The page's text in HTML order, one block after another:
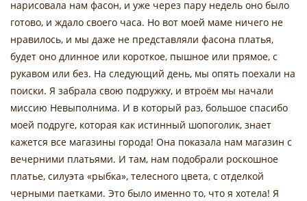
нарисовала нам фасон, и уже через пару недель оно было
готово, и ждало своего часа. Но вот моей маме ничего не
нравилось, и мы даже не представляли фасона платья,
будет оно длинное или короткое, пышное или прямое, с
рукавом или без. На следующий день, мы опять поехали на
поиски. Я забрала свою подружку, и втроём мы начали
миссию Невыполнима. И в который раз, большое спасибо
моей подруге, которая как истинный шопоголик, знает
кажется все магазины города! Она показала нам магазин с
вечерними платьями. И там, нам подобрали роскошное
платье, силуэта «рыбка», телесного цвета, с отделкой
черными паетками. Это было именно то, что я хотела! Я